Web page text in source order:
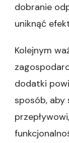
dobranie
uniknąć
Kolejnym
dodatki
sposób, aby